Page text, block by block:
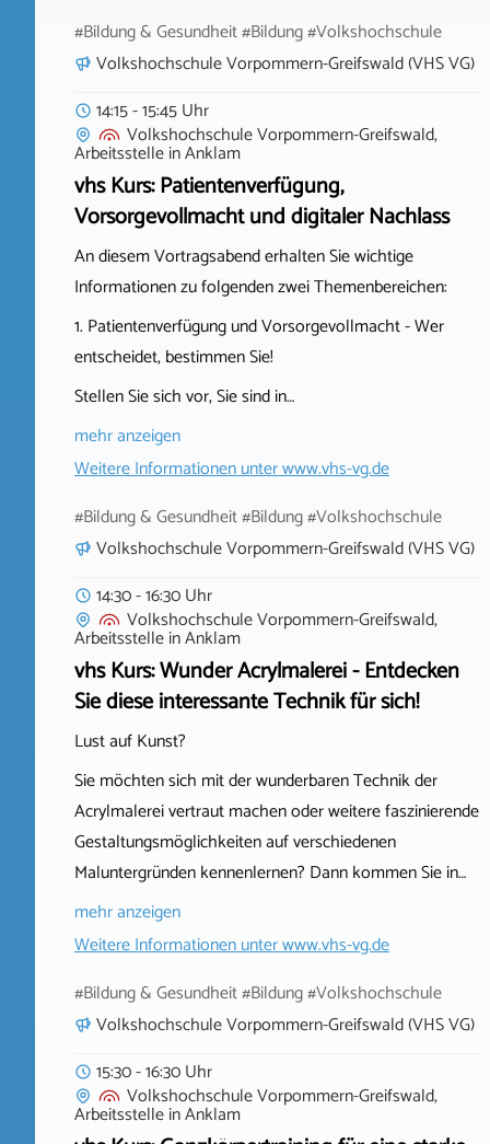
#Bildung & Gesundheit #Bildung #Volkshochschule
Volkshochschule Vorpommern-Greifswald (VHS VG)
14:15 - 15:45 Uhr
Volkshochschule Vorpommern-Greifswald,
ArbeitsstelleinAnklam
vhs Kurs: Patientenverfügung,
Vorsorgevollmacht und digitaler Nachlass
An diesem Vortragsabend erhalten Sie wichtige
Informationen zu folgenden zwei Themenbereichen:
1. Patientenverfügung und Vorsorgevollmacht - Wer
entscheidet, bestimmen Sie!
Stellen Sie sich vor, Sie sind in…
mehr anzeigen
Weitere Informationen unterwww.vhs-vg.de
#Bildung & Gesundheit #Bildung #Volkshochschule
Volkshochschule Vorpommern-Greifswald (VHS VG)
14:30 - 16:30 Uhr
Volkshochschule Vorpommern-Greifswald,
ArbeitsstelleinAnklam
vhs Kurs: Wunder Acrylmalerei - Entdecken
Sie diese interessante Technik für sich!
Lust auf Kunst?
Sie möchten sich mit der wunderbaren Technik der
Acrylmalerei vertraut machen oder weitere faszinierende
Gestaltungsmöglichkeiten auf verschiedenen
Maluntergründen kennenlernen? Dann kommen Sie in…
mehr anzeigen
Weitere Informationen unterwww.vhs-vg.de
#Bildung & Gesundheit #Bildung #Volkshochschule
Volkshochschule Vorpommern-Greifswald (VHS VG)
15:30 - 16:30 Uhr
Volkshochschule Vorpommern-Greifswald,
ArbeitsstelleinAnklam